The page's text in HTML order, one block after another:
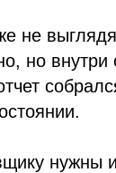
не
но
нужны